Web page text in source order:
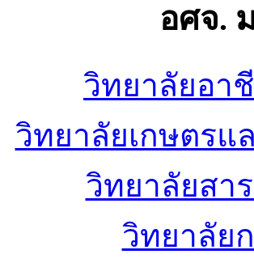
อศจ.
วิทยาลัยอา
วิทยาลัยเกษตรแ
วิทยาลัยสา
วิทยาลัย